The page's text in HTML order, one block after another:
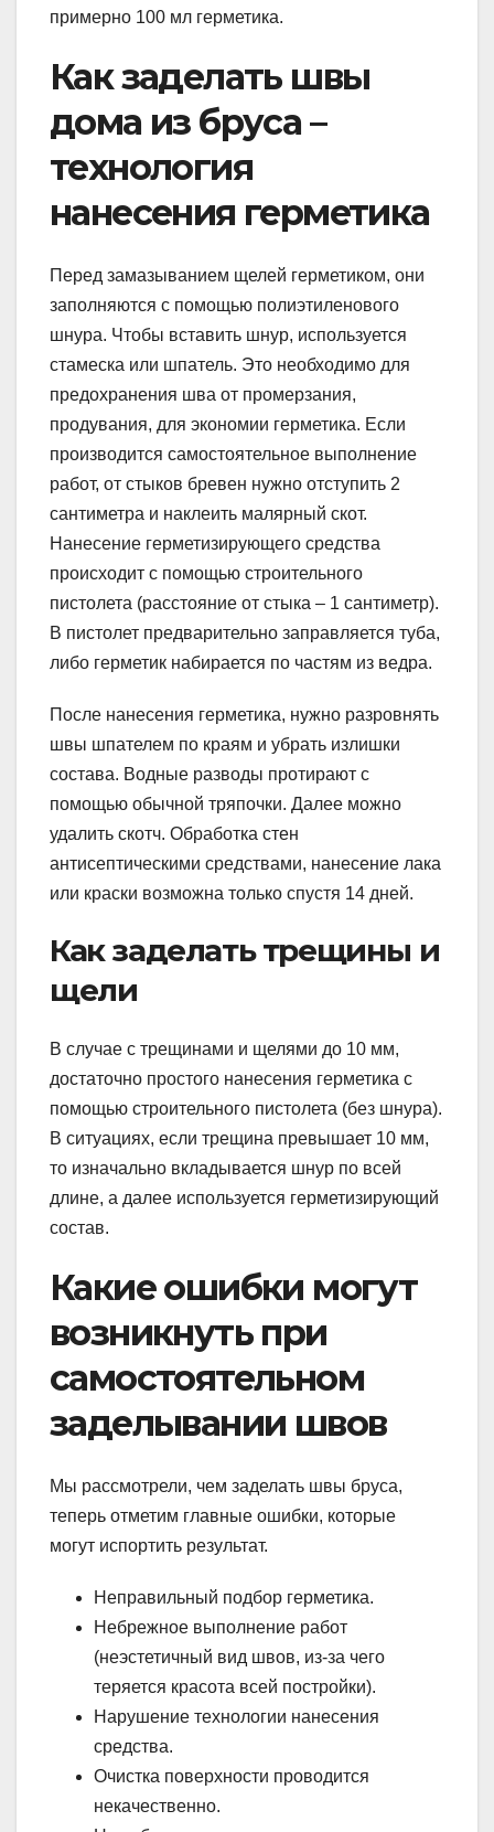
примерно 100 мл герметика.
Как заделать швы
дома из бруса –
технология
нанесения герметика
Перед замазыванием щелей герметиком, они
заполняются с помощью полиэтиленового
шнура. Чтобы вставить шнур, используется
стамеска или шпатель. Это необходимо для
предохранения шва от промерзания,
продувания, для экономии герметика. Если
производится самостоятельное выполнение
работ, от стыков бревен нужно отступить 2
сантиметра и наклеить малярный скот.
Нанесение герметизирующего средства
происходит с помощью строительного
пистолета (расстояние от стыка – 1 сантиметр).
В пистолет предварительно заправляется туба,
либо герметик набирается по частям из ведра.
После нанесения герметика, нужно разровнять
швы шпателем по краям и убрать излишки
состава. Водные разводы протирают с
помощью обычной тряпочки. Далее можно
удалить скотч. Обработка стен
антисептическими средствами, нанесение лака
или краски возможна только спустя 14 дней.
Как заделать трещины и
щели
В случае с трещинами и щелями до 10 мм,
достаточно простого нанесения герметика с
помощью строительного пистолета (без шнура).
В ситуациях, если трещина превышает 10 мм,
то изначально вкладывается шнур по всей
длине, а далее используется герметизирующий
состав.
Какие ошибки могут
возникнуть при
самостоятельном
заделывании швов
Мы рассмотрели, чем заделать швы бруса,
теперь отметим главные ошибки, которые
могут испортить результат.
Неправильный подбор герметика.
Небрежное выполнение работ
(неэстетичный вид швов, из-за чего
теряется красота всей постройки).
Нарушение технологии нанесения
средства.
Очистка поверхности проводится
некачественно.